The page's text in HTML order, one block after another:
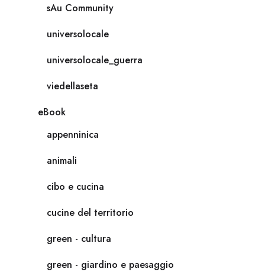
sAu Community
universolocale
universolocale_guerra
viedellaseta
eBook
appenninica
animali
cibo e cucina
cucine del territorio
green - cultura
green - giardino e paesaggio